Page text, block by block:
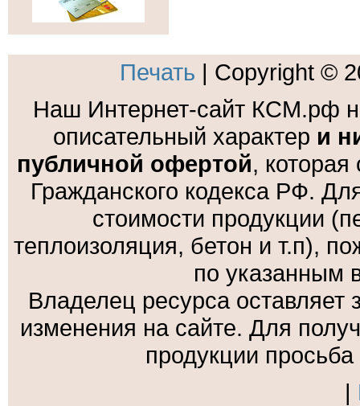
Печать | Copyright ©
Наш Интернет-сайт КСМ.рф
описательный характер и
публичной офертой,
Гражданского кодекса РФ.
стоимости продукции
теплоизоляция, бетон и т.п),
по указанным
Владелец ресурса
изменения на сайте. Для
продукции
|